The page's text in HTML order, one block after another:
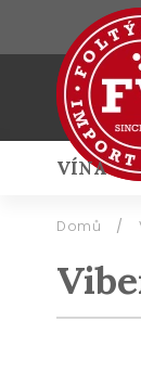
VÍNA
Domů /